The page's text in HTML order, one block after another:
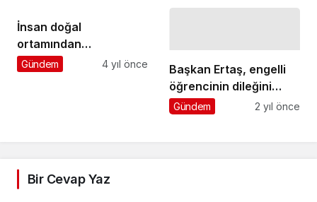
İnsan doğal
ortamından
uzaklaştıkça doğaya
Gündem 4 yıl önce
Başkan Ertaş, engelli
öğrencinin dileğini
gerçekleştirdi
Gündem 2 yıl önce
Bir Cevap Yaz